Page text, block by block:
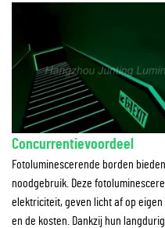
Concurrentievoordeel
Fotoluminescerende borden
noodgebruik. Deze
elektriciteit, geven licht af op
en de kosten. Dankzij hun